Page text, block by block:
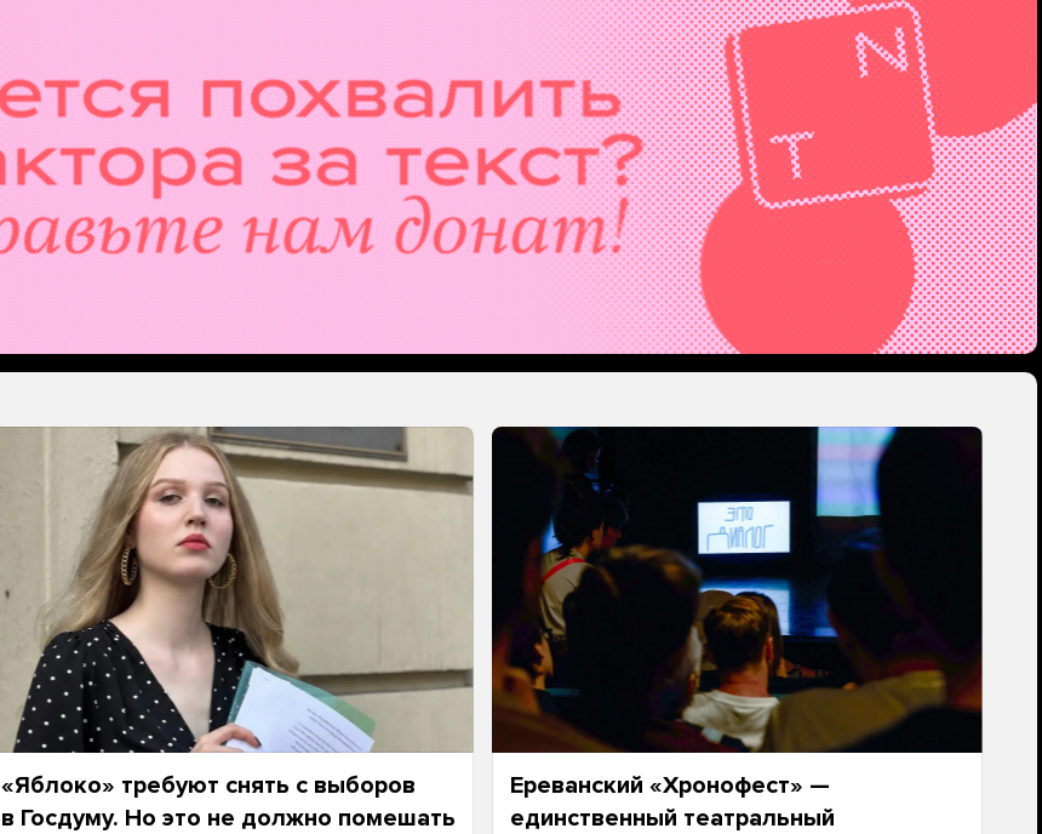
«Яблоко» требуют снять с выборов
в Госдуму. Но это не должно помешать
Ереванский «Хронофест» —
единственный театральный